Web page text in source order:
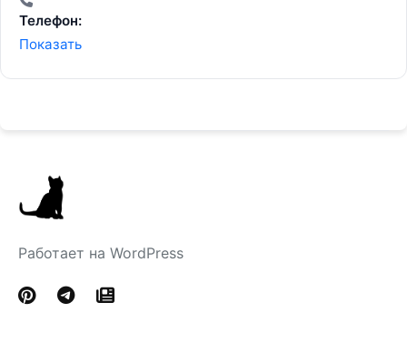
Телефон:
Показать
Работает на WordPress